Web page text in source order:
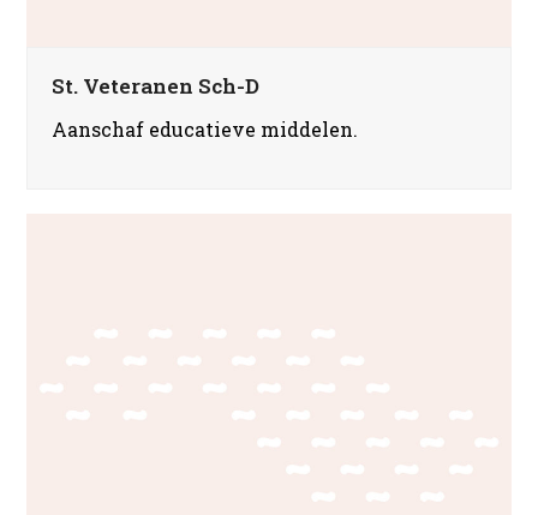
St. Veteranen Sch-D
Aanschaf educatieve middelen.